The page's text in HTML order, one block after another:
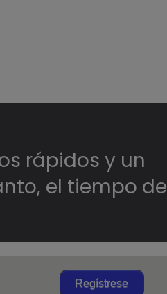
rápidos y un
el tiempo de
Regístrese